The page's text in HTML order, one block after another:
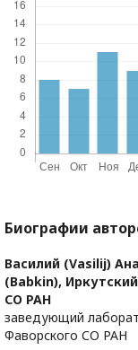
Биографии
Василий (Vasilij)
(Babkin),
СО РАН
заведующий
Фаворского СО РАН